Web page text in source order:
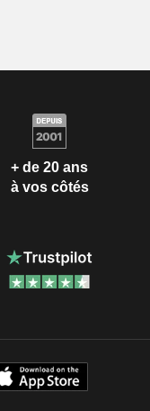
+ de 20 ans
à vos côtés